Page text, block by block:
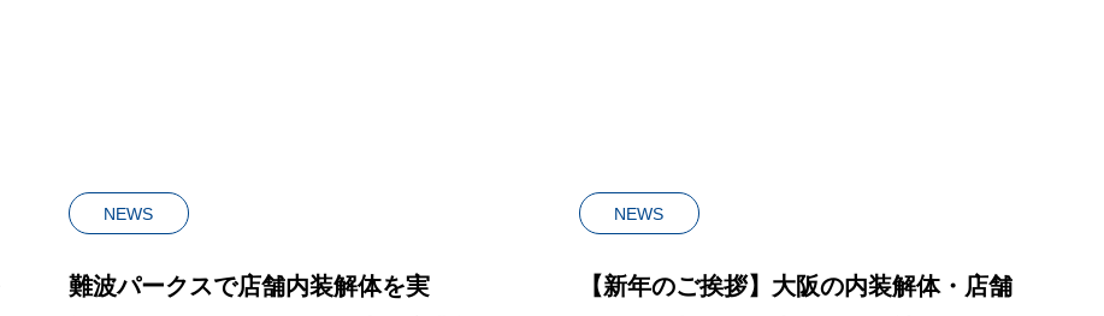
NEWS
難波パークスで店舗内装解体を実
NEWS
【新年のご挨拶】大阪の内装解体・店舗